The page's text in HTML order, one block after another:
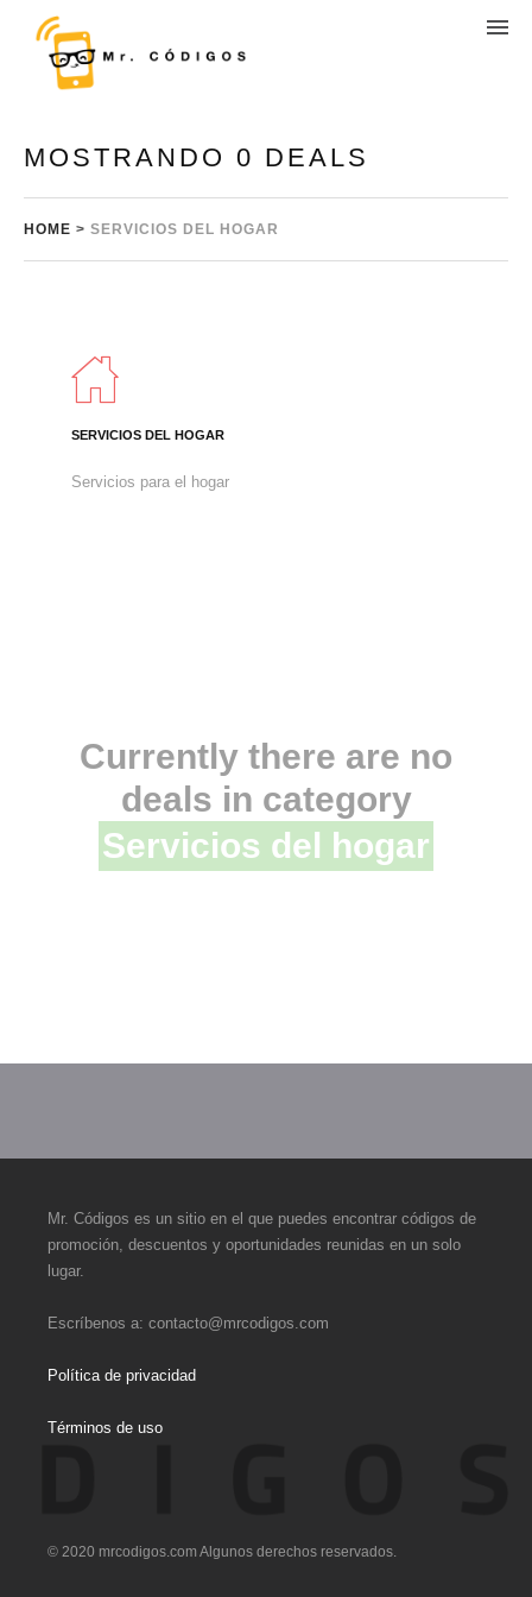
MOSTRANDO 0 DEALS
HOME > SERVICIOS DEL HOGAR
SERVICIOS DEL HOGAR
Servicios para el hogar
Currently there are no
deals in category
Servicios del hogar
Mr. Códigos es un sitio en el que puedes encontrar códigos de
promoción, descuentos y oportunidades reunidas en un solo
lugar.
Escríbenos a: contacto@mrcodigos.com
Política de privacidad
Términos de uso
© 2020 mrcodigos.com Algunos derechos reservados.